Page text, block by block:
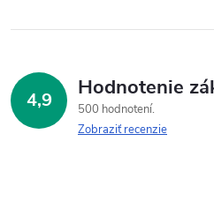
4,9 Hodnotenie
500 hodnotení
Zobraziť recenzie